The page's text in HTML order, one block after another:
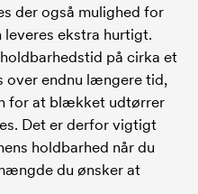
der også mulighed for
ekstra hurtigt.
på cirka et
over endnu længere tid,
for at blækket udtørrer
Det er derfor vigtigt
holdbarhed når du
du ønsker at